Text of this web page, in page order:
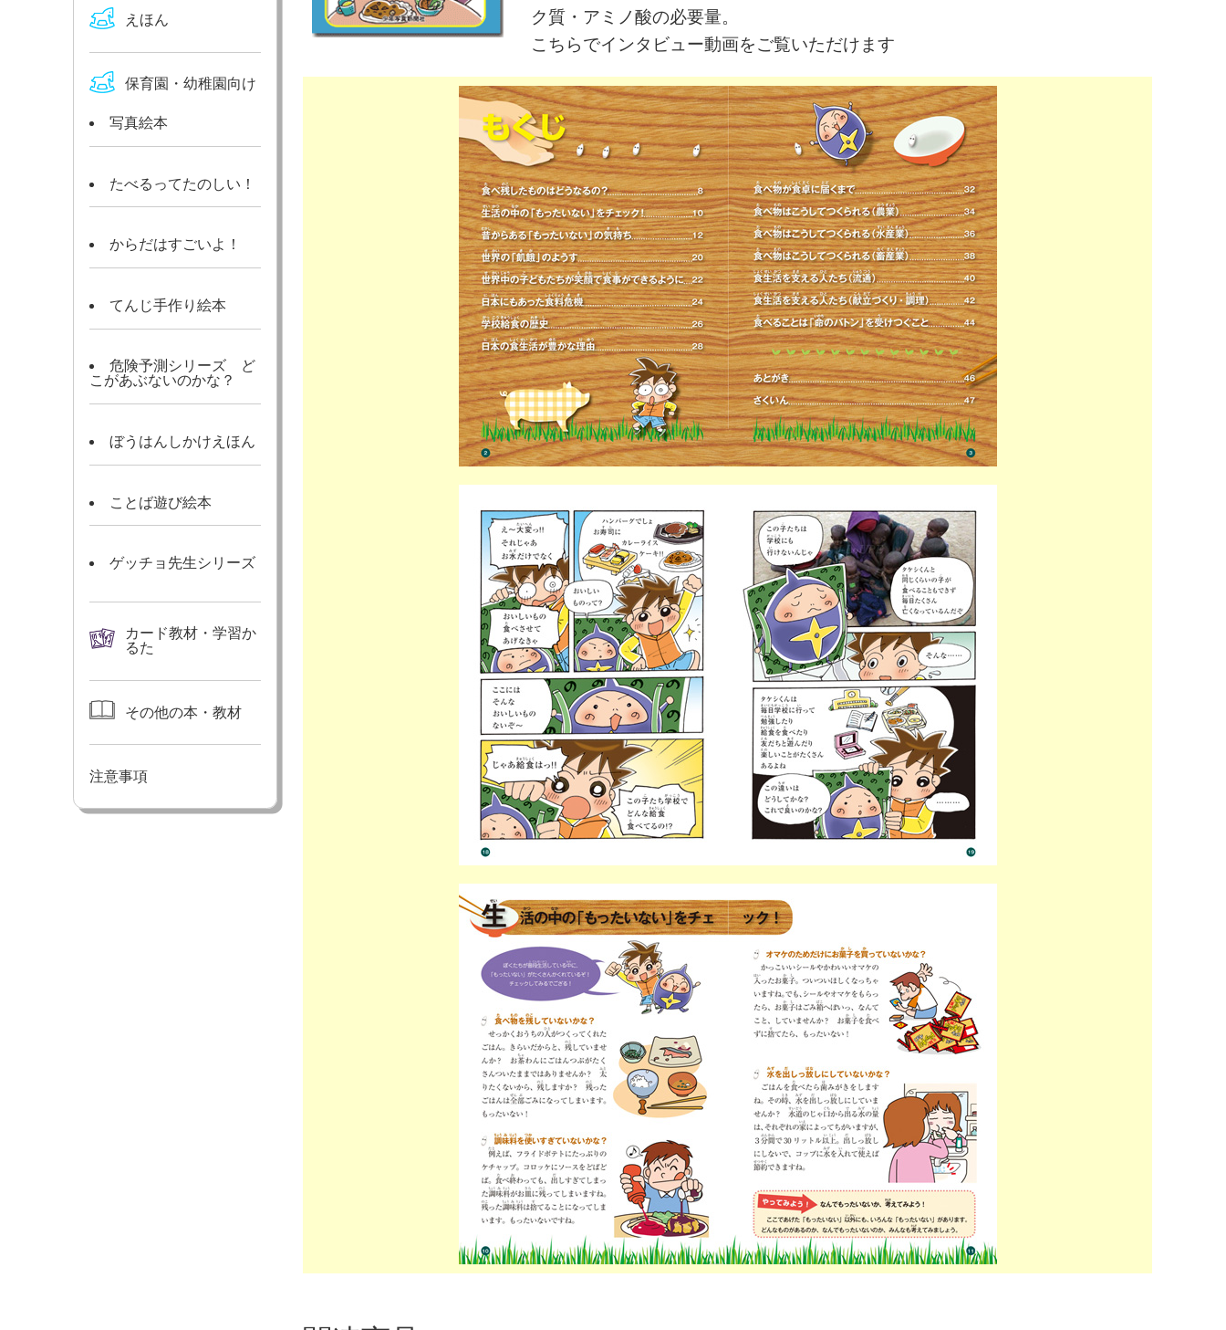
えほん
保育園・幼稚園向け
写真絵本
たべるってたのしい！
からだはすごいよ！
てんじ手作り絵本
危険予測シリーズ ど
こがあぶないのかな？
ぼうはんしかけえほん
ことば遊び絵本
ゲッチョ先生シリーズ
カード教材・学習か
るた
その他の本・教材
注意事項
ク質・アミノ酸の必要量。
こちらでインタビュー動画をご覧いただけます